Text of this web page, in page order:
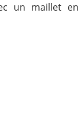
un maillet en